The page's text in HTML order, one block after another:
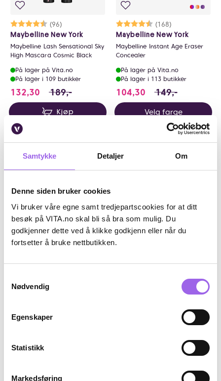
Samtykke Detaljer Om
Denne siden bruker cookies
Vi bruker våre egne samt tredjepartscookies for at ditt
besøk på VITA.no skal bli så bra som mulig. Du
godkjenner dette ved å klikke godkjenn eller når du
fortsetter å bruke nettbutikken.
Nødvendig
Egenskaper
Statistikk
Markedsføring
Karakter:
(96)
4.7 av 5 mulige
Maybelline New York
Maybelline Lash Sensational Sky
High Mascara Cosmic Black
På lager på Vita.no
På lager i 109 butikker
132,30 132.3 i stedet for 189 NOK, du sparer
189,-
Kjøp
Karakter:
(168)
4.3 av 5 mulige
Maybelline New York
Maybelline Instant Age Eraser
Concealer
På lager på Vita.no
På lager i 113 butikker
104,30 104.3 i stedet for
149,-
Velg farge
Karakter:
(2)
4.0 av 5 mulige
På lager på Vita.no
På lager i 113 butikker